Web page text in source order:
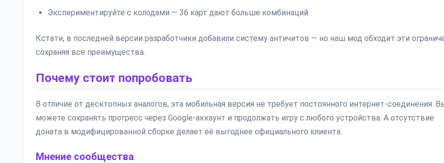
Экспериментируйте с колодами — 36 карт дают больше комбинаций
Кстати, в последней версии разработчики добавили систему античитов — но наш мод обходит эти
сохраняя все преимущества.
Почему стоит попробовать
В отличие от десктопных аналогов, эта мобильная версия не требует постоянного интернет-соединения.
можете сохранять прогресс через Google-аккаунт и продолжать игру с любого устройства. А отсутствие
доната в модифицированной сборке делает её выгоднее официального клиента.
Мнение сообщества